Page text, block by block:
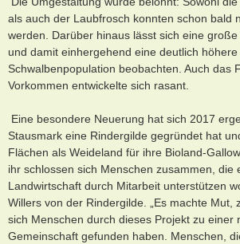
als auch der Laubfrosch konnten schon bald
werden. Darüber hinaus lässt sich eine
und damit einhergehend eine deutlich höhere
Schwalbenpopulation beobachten. Auch das
Vorkommen entwickelte sich rasant.
Eine besondere Neuerung hat sich 2017
Stausmark eine Rindergilde gegründet hat
Flächen als Weideland für ihre Bioland-
ihr schlossen sich Menschen zusammen, die
Landwirtschaft durch Mitarbeit unterstützen
Willers von der Rindergilde. „Es machte Mut,
sich Menschen durch dieses Projekt zu einer
Gemeinschaft gefunden haben. Menschen,